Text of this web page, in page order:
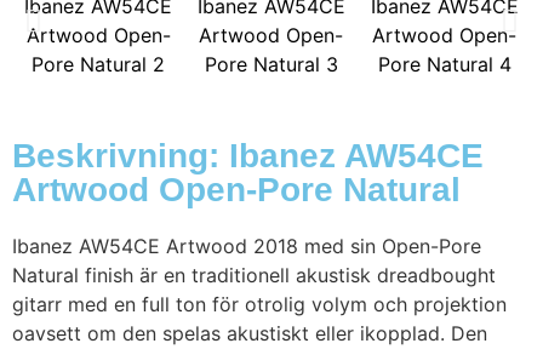
Beskrivning: Ibanez AW54CE
Artwood Open-Pore Natural
Ibanez AW54CE Artwood 2018 med sin Open-Pore
Natural finish är en traditionell akustisk dreadbought
gitarr med en full ton för otrolig volym och projektion
oavsett om den spelas akustiskt eller ikopplad. Den